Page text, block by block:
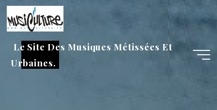
Aller
au
contenu
Le Site Des Musiques Métissées Et
Urbaines.